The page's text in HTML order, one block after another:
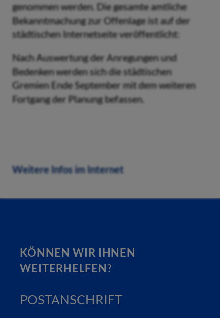
genommen werden. Die gesamte amtliche
Bekanntmachung zur Offenlage ist auf der
städtischen Internetseite veröffentlicht:
Nach Auswertung der Anregungen und
Bedenken werden sich die städtischen
Gremien Ende September mit dem weiteren
Fortgang der Planung befassen.
Weitere Infos im Internet
KÖNNEN WIR IHNEN
WEITERHELFEN?
POSTANSCHRIFT